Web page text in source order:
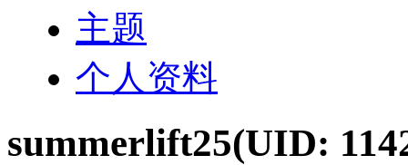
主题
个人资料
summerlift25(UID: